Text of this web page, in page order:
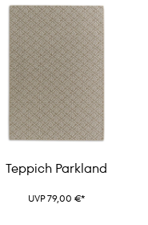
Teppich Parkland
UVP 79,00 €*